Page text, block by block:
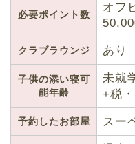
必要ポイント数
オフ
クラブラウンジ あり
子供の添い寝可
能年齢
未就
+税
予約したお部屋 スー